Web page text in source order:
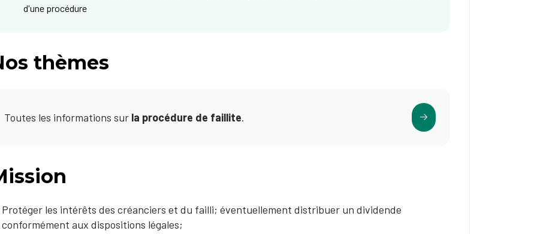
d'une procédure
thèmes
Toutes les informations sur la procédure de faillite.
Protéger les intérêts des créanciers et du failli; éventuellement distribuer un dividende
conformément aux dispositions légales;